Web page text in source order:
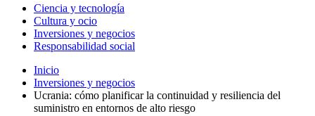
Ciencia y tecnología
Cultura y ocio
Inversiones y negocios
Responsabilidad social
Inicio
Inversiones y negocios
Ucrania: cómo planificar la continuidad y resiliencia del
suministro en entornos de alto riesgo